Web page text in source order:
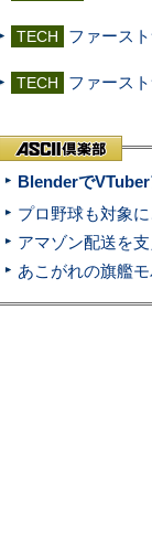
TECH ファース
TECH ファース
Blenderで